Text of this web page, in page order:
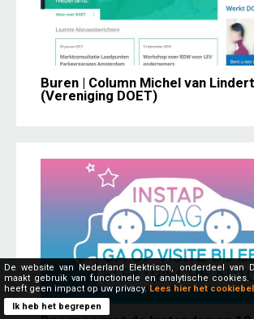
Buren | Column Michel van Lindert
(Vereniging DOET)
De website van Nederland Elektrisch, onderdeel van
maakt gebruik van functionele en analytische
heeft geen impact op uw privacy.Lees hier het
Ik heb het begrepen